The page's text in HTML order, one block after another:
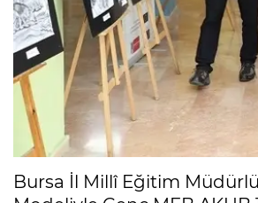
Bursa İl Millî Eğitim